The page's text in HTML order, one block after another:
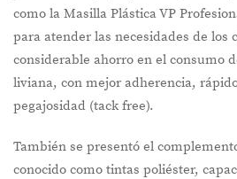
como la Masilla Plástica VP
para atender las necesidades de los
considerable ahorro en el consumo
liviana, con mejor adherencia,
pegajosidad (tack free).
También se presentó el
conocido como tintas poliéster,